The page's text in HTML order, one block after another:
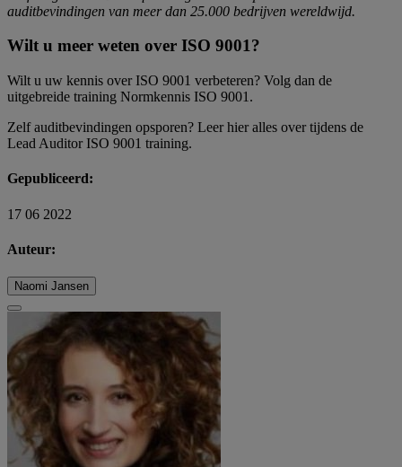
auditbevindingen van meer dan 25.000 bedrijven wereldwijd.
Wilt u meer weten over ISO 9001?
Wilt u uw kennis over ISO 9001 verbeteren? Volg dan de
uitgebreide training Normkennis ISO 9001 .
Zelf auditbevindingen opsporen? Leer hieralles over tijdens de
Lead Auditor ISO 9001 training.
Gepubliceerd:
17 06 2022
Auteur:
Naomi Jansen